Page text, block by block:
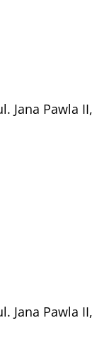
Jana Pawla II,
Jana Pawla II,